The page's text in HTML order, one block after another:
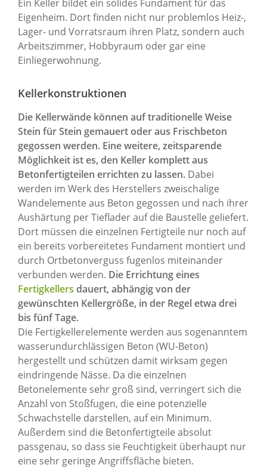
Ein Keller bildet ein solides Fundament für das
Eigenheim. Dort finden nicht nur problemlos Heiz-,
Lager- und Vorratsraum ihren Platz, sondern auch
Arbeitszimmer, Hobbyraum oder gar eine
Einliegerwohnung.
Kellerkonstruktionen
Die Kellerwände können auf traditionelle Weise
Stein für Stein gemauert oder aus Frischbeton
gegossen werden. Eine weitere, zeitsparende
Möglichkeit ist es, den Keller komplett aus
Betonfertigteilen errichten zu lassen. Dabei
werden im Werk des Herstellers zweischalige
Wandelemente aus Beton gegossen und nach ihrer
Aushärtung per Tieflader auf die Baustelle geliefert.
Dort müssen die einzelnen Fertigteile nur noch auf
ein bereits vorbereitetes Fundament montiert und
durch Ortbetonverguss fugenlos miteinander
verbunden werden. Die Errichtung eines
Fertigkellers dauert, abhängig von der
gewünschten Kellergröße, in der Regel etwa drei
bis fünf Tage.
Die Fertigkellerelemente werden aus sogenanntem
wasserundurchlässigen Beton (WU-Beton)
hergestellt und schützen damit wirksam gegen
eindringende Nässe. Da die einzelnen
Betonelemente sehr groß sind, verringert sich die
Anzahl von Stoßfugen, die eine potenzielle
Schwachstelle darstellen, auf ein Minimum.
Außerdem sind die Betonfertigteile absolut
passgenau, so dass sie Feuchtigkeit überhaupt nur
eine sehr geringe Angriffsfläche bieten.